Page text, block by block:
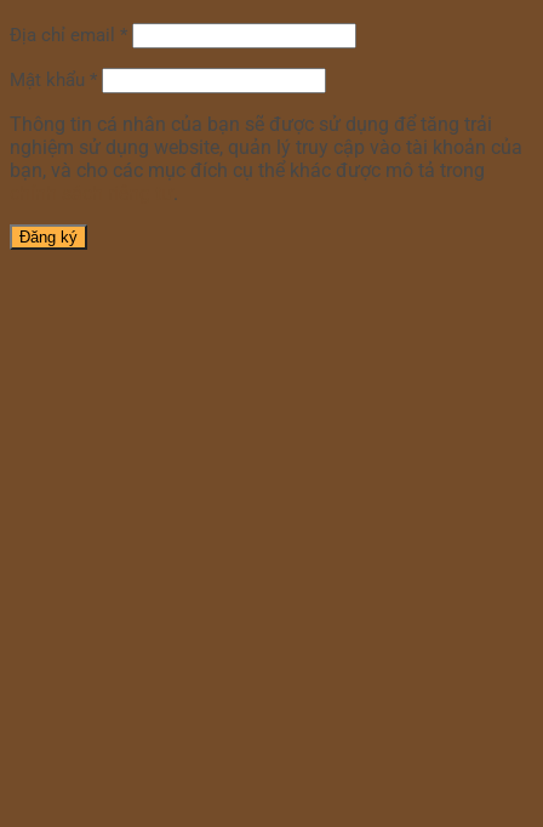
Địa chỉ email *
Mật khẩu *
Thông tin cá nhân của bạn sẽ được sử dụng để tăng trải
nghiệm sử dụng website, quản lý truy cập vào tài khoản của
bạn, và cho các mục đích cụ thể khác được mô tả trong
Đăng ký